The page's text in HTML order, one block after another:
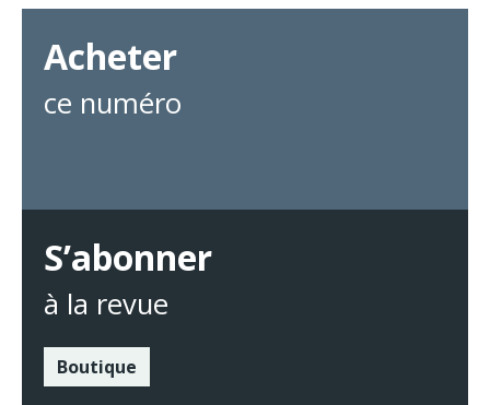
Acheter
ce numéro
S’abonner
à la revue
Boutique